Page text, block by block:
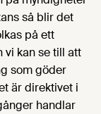
så blir det
på ett
vi kan se till att
som göder
är direktivet i
handlar